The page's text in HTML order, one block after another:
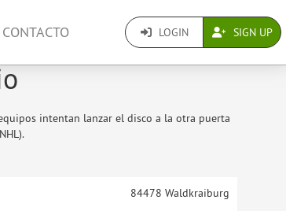
CONTACTO LOGIN SIGN UP
intentan lanzar el disco a la otra puerta
84478 Waldkraiburg